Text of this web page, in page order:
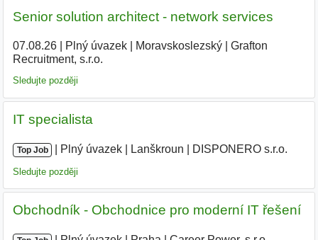
Senior solution architect - network services
07.08.26| Plný úvazek| Moravskoslezský|
Grafton
Recruitment, s.r.o.
Sledujte později
IT specialista
Top Job Plný úvazek Lanškroun DISPONERO s.r.o.
Sledujte později
Obchodník - Obchodnice pro moderní IT řešení